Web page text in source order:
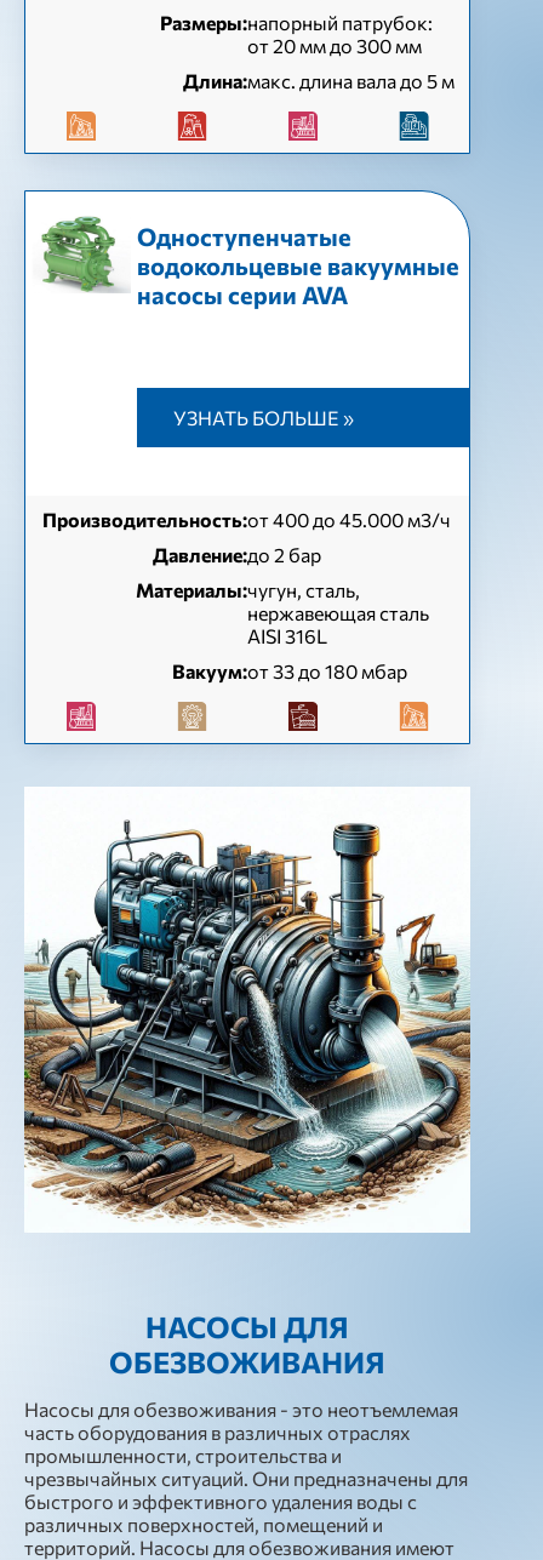
Размеры:напорный патрубок:
от 20 мм до 300 мм
Длина:макс. длина вала до 5 м
Одноступенчатые
водокольцевые вакуумные
насосы серии AVA
УЗНАТЬ БОЛЬШЕ »
Производительность:от 400 до 45.000 м3/ч
Давление:до 2 бар
Материалы:чугун, сталь,
нержавеющая сталь
AISI 316L
Вакуум:от 33 до 180 мбар
НАСОСЫ ДЛЯ
ОБЕЗВОЖИВАНИЯ
Насосы для обезвоживания - это неотъемлемая
часть оборудования в различных отраслях
промышленности, строительства и
чрезвычайных ситуаций. Они предназначены для
быстрого и эффективного удаления воды с
различных поверхностей, помещений и
территорий. Насосы для обезвоживания имеют